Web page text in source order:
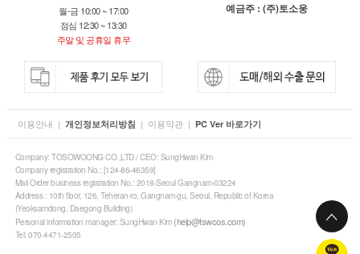
월-금 10:00 ~ 17:00
점심 12:30 ~ 13:30
주말 및 공휴일 휴무
예금주 : (주)토소웅
이용안내 | 개인정보처리방침 | 이용약관 | PC Ver 바로가기
Company: TOSOWOONG CO.,LTD / CEO: SungHwan Kim
Company registration No.: [124-86-46359]
Mail Order business registration No.: 2018-Seoul Gangnam-03224
Address : 10th floor, 126, Teheran-ro, Gangnam-gu, Seoul, Republic of Korea
(Yeoksamdong, Daegong Building)
Personal information manager: SungHwan Kim (help@tswcos.com)
Tel: 070-4471-2505